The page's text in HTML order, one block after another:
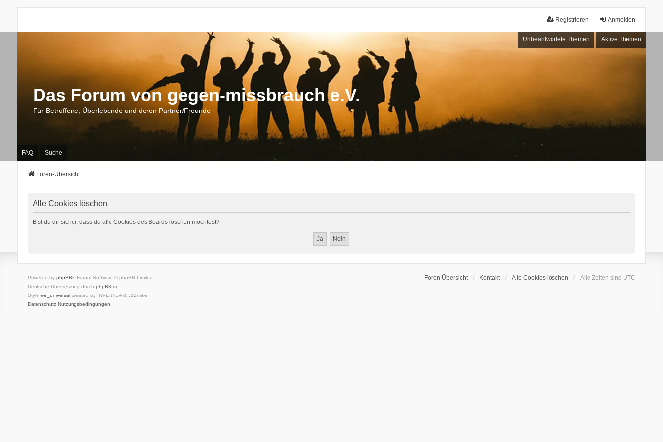
Anmelden
Registrieren
Unbeantwortete Themen Aktive Themen
Das Forum von gegen-missbrauch e.V.
Für Betroffene, Überlebende und deren Partner/Freunde
FAQ Suche
Foren-Übersicht
Alle Cookies löschen
Bist du dir sicher, dass du alle Cookies des Boards löschen möchtest?
Foren-Übersicht Kontakt Alle Cookies löschen Alle Zeiten sind UTC
Powered by phpBB® Forum Software © phpBB Limited
Deutsche Übersetzung durch phpBB.de
Style we_universalcreated by INVENTEA & v12mike
Datenschutz Nutzungsbedingungen